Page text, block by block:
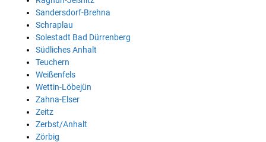
Sandersdorf-Brehna
Schraplau
Solestadt Bad Dürrenberg
Südliches Anhalt
Teuchern
Weißenfels
Wettin-Löbejün
Zahna-Elser
Zeitz
Zerbst/Anhalt
Zörbig